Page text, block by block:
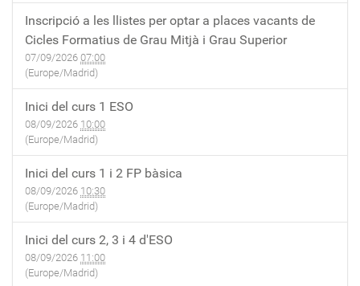
Inscripció a les llistes per optar a places vacants de
Cicles Formatius de Grau Mitjà i Grau Superior
07/09/2026 07:00
(Europe/Madrid)
Inici del curs 1 ESO
08/09/2026 10:00
(Europe/Madrid)
Inici del curs 1 i 2 FP bàsica
08/09/2026 10:30
(Europe/Madrid)
Inici del curs 2, 3 i 4 d'ESO
08/09/2026 11:00
(Europe/Madrid)